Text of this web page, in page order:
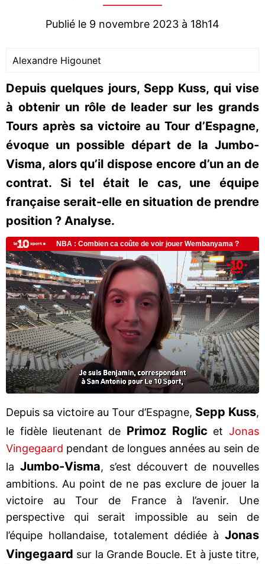
Publié le 9 novembre 2023 à 18h14
Alexandre Higounet
Depuis quelques jours, Sepp Kuss, qui vise
à obtenir un rôle de leader sur les grands
Tours après sa victoire au Tour d’Espagne,
évoque un possible départ de la Jumbo-
Visma, alors qu’il dispose encore d’un an de
contrat. Si tel était le cas, une équipe
française serait-elle en situation de prendre
position ? Analyse.
Depuis sa victoire au Tour d’Espagne, Sepp Kuss,
le fidèle lieutenant de Primoz Roglic etJonas
Vingegaard pendant de longues années au sein de
la Jumbo-Visma, s’est découvert de nouvelles
ambitions. Au point de ne pas exclure de jouer la
victoire au Tour de France à l’avenir. Une
perspective qui serait impossible au sein de
l’équipe hollandaise, totalement dédiée à Jonas
Vingegaard sur la Grande Boucle. Et à juste titre,